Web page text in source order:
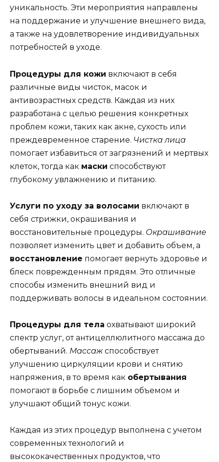
уникальность. Эти мероприятия направлены
на поддержание и улучшение внешнего вида,
а также на удовлетворение индивидуальных
потребностей в уходе.
Процедуры для кожи включают в себя
различные виды чисток, масок и
антивозрастных средств. Каждая из них
разработана с целью решения конкретных
проблем кожи, таких как акне, сухость или
преждевременное старение. Чистка лица
помогает избавиться от загрязнений и мертвых
клеток, тогда как маски способствуют
глубокому увлажнению и питанию.
Услуги по уходу за волосами включают в
себя стрижки, окрашивания и
восстановительные процедуры. Окрашивание
позволяет изменить цвет и добавить объем, а
восстановление помогает вернуть здоровье и
блеск поврежденным прядям. Это отличные
способы изменить внешний вид и
поддерживать волосы в идеальном состоянии.
Процедуры для тела охватывают широкий
спектр услуг, от антицеллюлитного массажа до
обертываний. Массажспособствует
улучшению циркуляции крови и снятию
напряжения, в то время как обертывания
помогают в борьбе с лишним объемом и
улучшают общий тонус кожи.
Каждая из этих процедур выполнена с учетом
современных технологий и
высококачественных продуктов, что